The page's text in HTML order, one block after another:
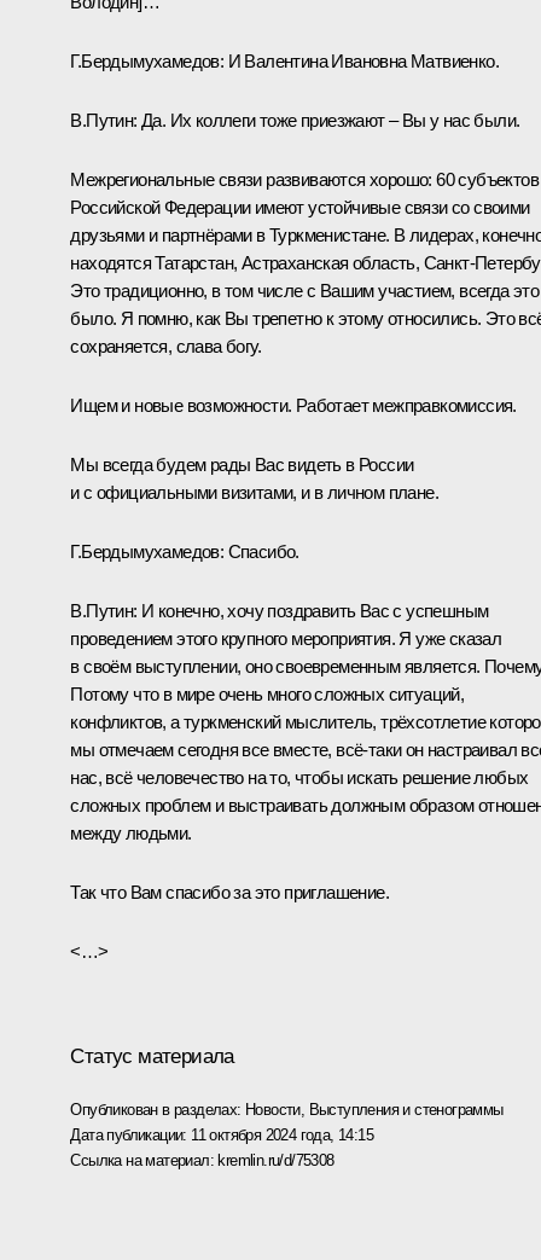
Г.Бердымухамедов: И Валентина Ивановна Матвиенко.
В.Путин: Да. Их коллеги тоже приезжают – Вы у нас были.
Межрегиональные связи развиваются хорошо: 60 субъектов
Российской Федерации имеют устойчивые связи со своими
друзьями и партнёрами в Туркменистане. В лидерах,
находятся Татарстан, Астраханская область, Санкт-
Это традиционно, в том числе с Вашим участием, всегда это
было. Я помню, как Вы трепетно к этому относились. Это
сохраняется, слава богу.
Ищем и новые возможности. Работает межправкомиссия.
Мы всегда будем рады Вас видеть в России
и с официальными визитами, и в личном плане.
Г.Бердымухамедов: Спасибо.
В.Путин: И конечно, хочу поздравить Вас с успешным
проведением этого крупного мероприятия. Я уже сказал
в своём выступлении, оно своевременным является.
Потому что в мире очень много сложных ситуаций,
конфликтов, а туркменский мыслитель, трёхсотлетие
мы отмечаем сегодня все вместе, всё-таки он настраивал
нас, всё человечество на то, чтобы искать решение любых
сложных проблем и выстраивать должным образом
между людьми.
Так что Вам спасибо за это приглашение.
<…>
Статус материала
Опубликован в разделах: Новости, Выступления и стенограммы
Дата публикации: 11 октября 2024 года, 14:15
Ссылка на материал: kremlin.ru/d/75308